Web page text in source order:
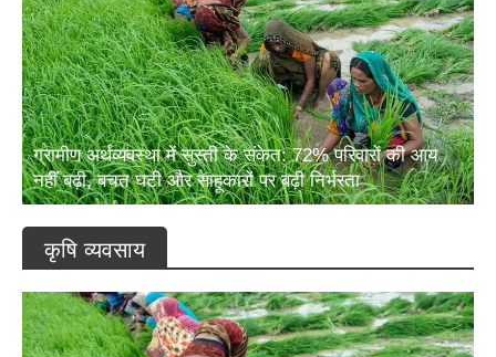
ग्रामीण अर्थव्यवस्था में सुस्ती के संकेत: 72% परिवारों की आय
नहीं बढ़ी, बचत घटी और साहूकारों पर बढ़ी निर्भरता
कृषि व्यवसाय